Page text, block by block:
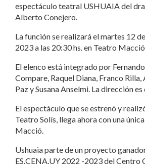
espectáculo teatral USHUAIA del
Alberto Conejero.
La función se realizará el martes 12
2023 a las 20:30 hs. en Teatro Macció.
El elenco está integrado por
Compare, Raquel Diana, Franco
Paz y Susana Anselmi. La dirección es
El espectáculo que se estrenó y
Teatro Solís, llega ahora con una
Macció.
Ushuaia parte de un proyecto
ES.CENA.UY 2022 -2023 del Centro